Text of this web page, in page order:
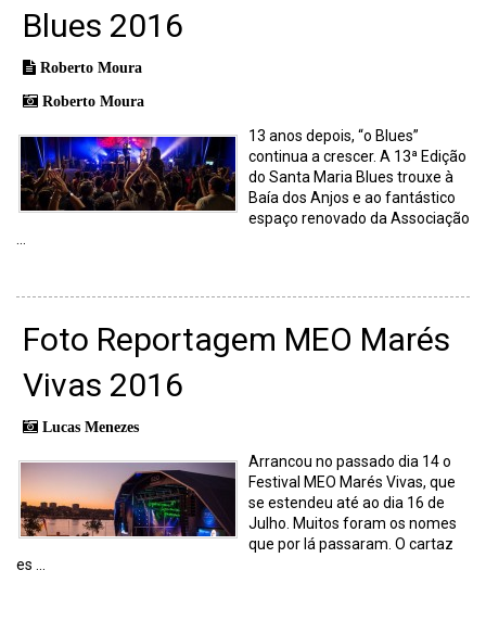
Blues 2016
Roberto Moura
Roberto Moura
13 anos depois, “o Blues”
continua a crescer. A 13ª Edição
do Santa Maria Blues trouxe à
Baía dos Anjos e ao fantástico
espaço renovado da Associação
Foto Reportagem MEO Marés
Vivas 2016
Lucas Menezes
Arrancou no passado dia 14 o
Festival MEO Marés Vivas, que
se estendeu até ao dia 16 de
Julho. Muitos foram os nomes
que por lá passaram. O cartaz
es ...